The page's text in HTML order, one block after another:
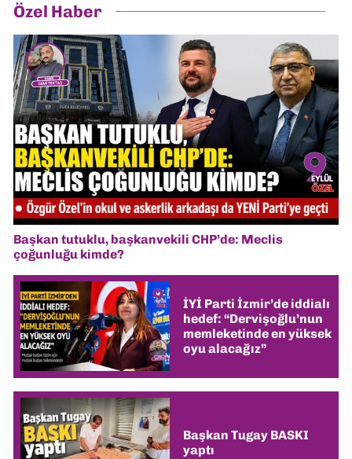
Özel Haber
Başkan tutuklu, başkanvekili CHP’de: Meclis
çoğunluğu kimde?
İYİ Parti İzmir’de iddialı
hedef: “Dervişoğlu’nun
memleketinde en yüksek
oyu alacağız”
Başkan Tugay BASKI
yaptı